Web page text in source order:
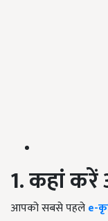
1️.कहां
आपको सबसे पहलेe-